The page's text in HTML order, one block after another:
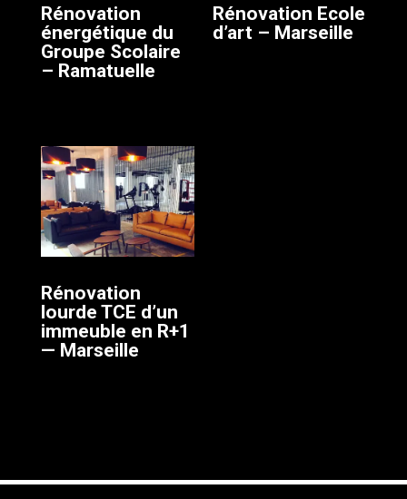
Rénovation
énergétique du
Groupe Scolaire
– Ramatuelle
Rénovation Ecole
d’art – Marseille
Rénovation
lourde TCE d’un
immeuble en R+1
— Marseille